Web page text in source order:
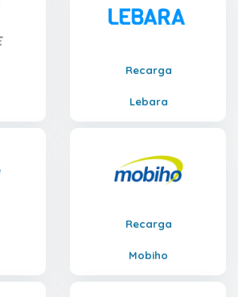
Recarga
Lebara
Recarga
Mobiho